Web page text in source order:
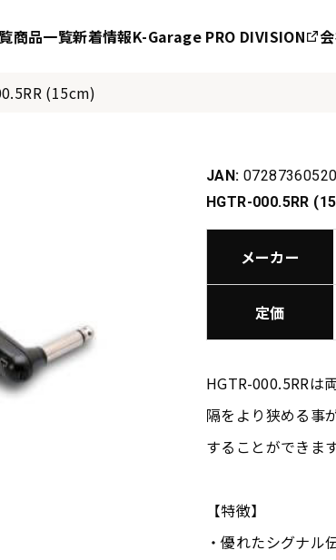
商品一覧新着情報K-Garage PRO DIVISION
(15cm)
JAN:
HGTR-000.5RR
メーカー
定価
HGTR-000.5RRは
隔をより狭める事
することができます
【特徴】
・優れたシグナル